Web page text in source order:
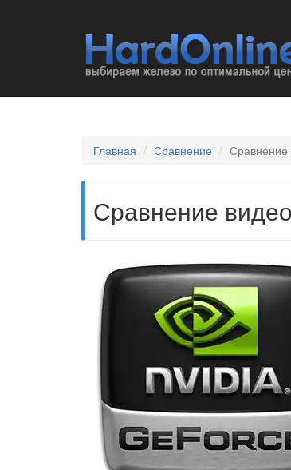
Главная Сравнение Сравнение
Сравнение